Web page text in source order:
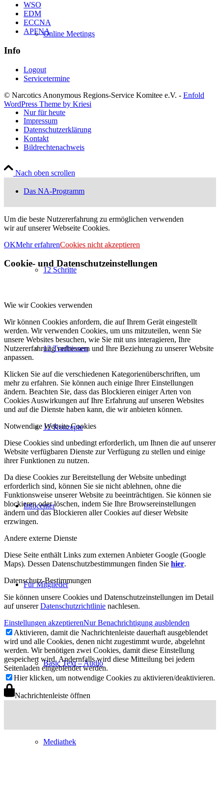
Online Meetings
Nur für heute
Das NA-Programm
12 Schritte
12 Traditionen
12 Konzepte
Infocenter
Für Mitglieder
Basic Text – Audio
Mediathek
WSO
EDM
ECCNA
APFNA
Info
Logout
Servicetermine
© Narcotics Anonymous Regions-Service Komitee e.V. - Enfold
WordPress Theme by Kriesi
Impressum
Datenschutzerklärung
Kontakt
Bildrechtenachweis
Nach oben scrollen
Um die beste Nutzererfahrung zu ermöglichen verwenden
wir auf unserer Webseite Cookies.
OKMehr erfahrenCookies nicht akzeptieren
Cookie- und Datenschutzeinstellungen
Wie wir Cookies verwenden
Wir können Cookies anfordern, die auf Ihrem Gerät eingestellt
werden. Wir verwenden Cookies, um uns mitzuteilen, wenn Sie
unsere Websites besuchen, wie Sie mit uns interagieren, Ihre
Nutzererfahrung verbessern und Ihre Beziehung zu unserer Website
anpassen.
Klicken Sie auf die verschiedenen Kategorienüberschriften, um
mehr zu erfahren. Sie können auch einige Ihrer Einstellungen
ändern. Beachten Sie, dass das Blockieren einiger Arten von
Cookies Auswirkungen auf Ihre Erfahrung auf unseren Websites
und auf die Dienste haben kann, die wir anbieten können.
Notwendige Website Cookies
Diese Cookies sind unbedingt erforderlich, um Ihnen die auf unserer
Website verfügbaren Dienste zur Verfügung zu stellen und einige
ihrer Funktionen zu nutzen.
Da diese Cookies zur Bereitstellung der Website unbedingt
erforderlich sind, können Sie sie nicht ablehnen, ohne die
Funktionsweise unserer Website zu beeinträchtigen. Sie können sie
blockieren oder löschen, indem Sie Ihre Browsereinstellungen
ändern und das Blockieren aller Cookies auf dieser Website
erzwingen.
Andere externe Dienste
Diese Seite enthält Links zum externen Anbieter Google (Google
Maps). Dessen Datenschutzbestimmungen finden Sie hier.
Datenschutz-Bestimmungen
Sie können unsere Cookies und Datenschutzeinstellungen im Detail
auf unsererDatenschutzrichtlinie nachlesen.
Einstellungen akzeptierenNur Benachrichtigung ausblenden
Aktivieren, damit die Nachrichtenleiste dauerhaft ausgeblendet
wird und alle Cookies, denen nicht zugestimmt wurde, abgelehnt
werden. Wir benötigen zwei Cookies, damit diese Einstellung
gespeichert wird. Andernfalls wird diese Mitteilung bei jedem
Seitenladen eingeblendet werden.
Hier klicken, um notwendige Cookies zu aktivieren/deaktivieren.
Nachrichtenleiste öffnen